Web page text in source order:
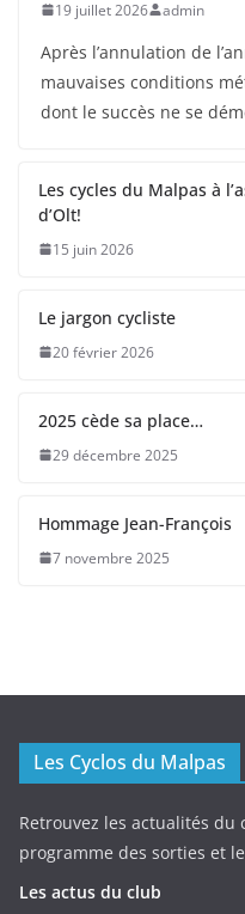
19 juillet 2026 admin
Après l’annulation de
mauvaises conditions
dont le succès ne se
Les cycles du Malpas à
d’Olt!
15 juin 2026
Le jargon cycliste
20 février 2026
2025 cède sa place…
29 décembre 2025
Hommage Jean-François
7 novembre 2025
Les Cyclos du Malpas
Retrouvez les actualités du
programme des sorties et
Les actus du club